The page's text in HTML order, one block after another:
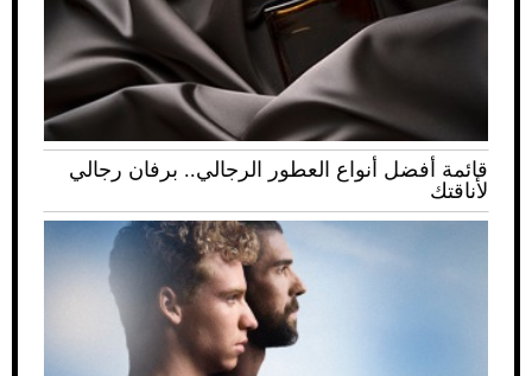
قائمة أفضل أنواع العطور الرجالي.. برفان رجالي
لأناقتك